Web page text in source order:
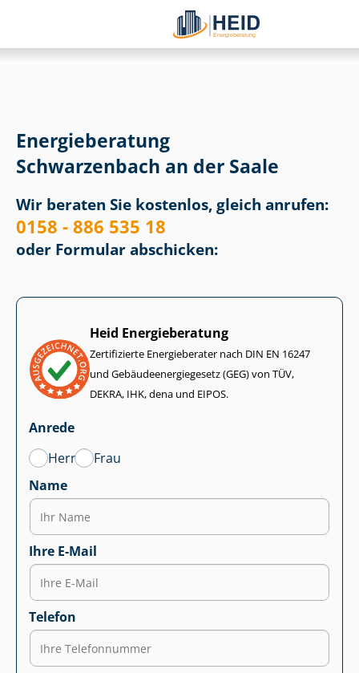
Energieberatung
Schwarzenbach an der Saale
Wir beraten Sie kostenlos, gleich anrufen:
0158 - 886 535 18
oder Formular abschicken:
Heid Energieberatung
Zertifizierte Energieberater nach DIN EN 16247
und Ge­bäu­de­en­er­gie­ge­setz (GEG) von TÜV,
DEKRA, IHK, dena und EIPOS.
Anrede
Herr
Frau
Name
Ihre E-Mail
Telefon